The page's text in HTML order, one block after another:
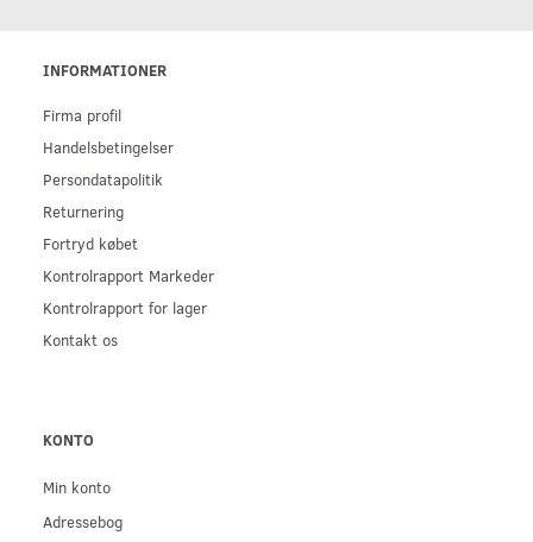
INFORMATIONER
Firma profil
Handelsbetingelser
Persondatapolitik
Returnering
Fortryd købet
Kontrolrapport Markeder
Kontrolrapport for lager
Kontakt os
KONTO
Min konto
Adressebog